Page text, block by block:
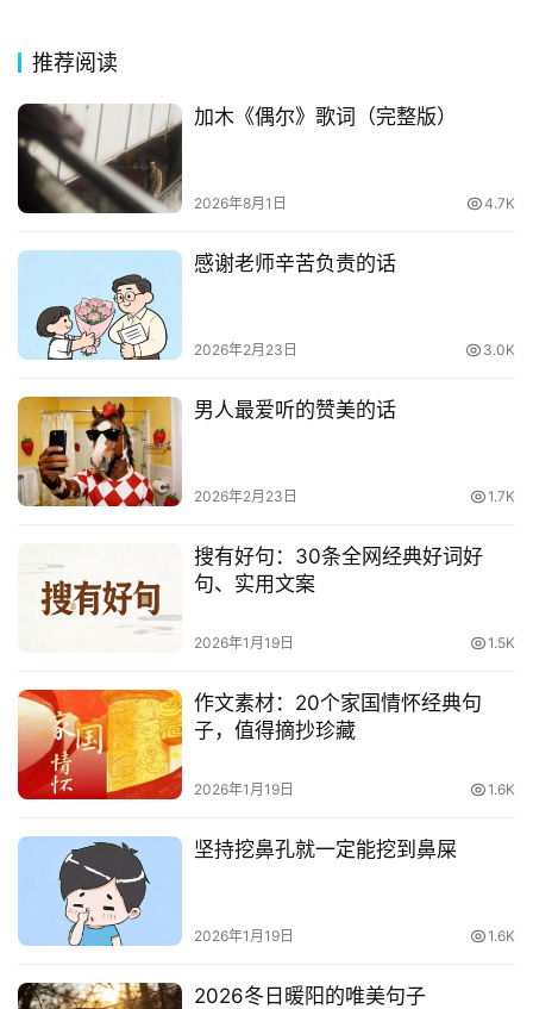
推荐阅读
加木《偶尔》歌词（完整版）
2026年8月1日 4.7K
感谢老师辛苦负责的话
2026年2月23日 3.0K
男人最爱听的赞美的话
2026年2月23日 1.7K
搜有好句：30条全网经典好词好
句、实用文案
2026年1月19日 1.5K
作文素材：20个家国情怀经典句
子，值得摘抄珍藏
2026年1月19日 1.6K
坚持挖鼻孔就一定能挖到鼻屎
2026年1月19日 1.6K
2026冬日暖阳的唯美句子